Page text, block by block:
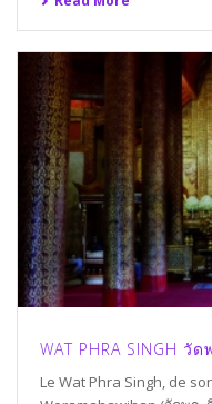
WAT PHRA SINGH วั
Le Wat Phra Singh, de